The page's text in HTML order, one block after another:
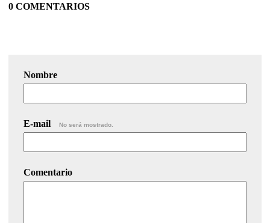
0 COMENTARIOS
Nombre
E-mail No será mostrado.
Comentario